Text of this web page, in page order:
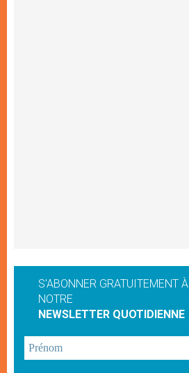
S'ABONNER GRATUITEMENT À
NOTRE
NEWSLETTER QUOTIDIENNE